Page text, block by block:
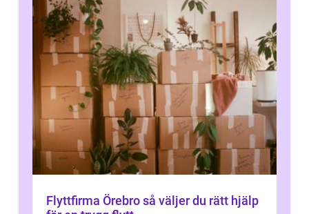
Flyttfirma Örebro så väljer du rätt hjälp